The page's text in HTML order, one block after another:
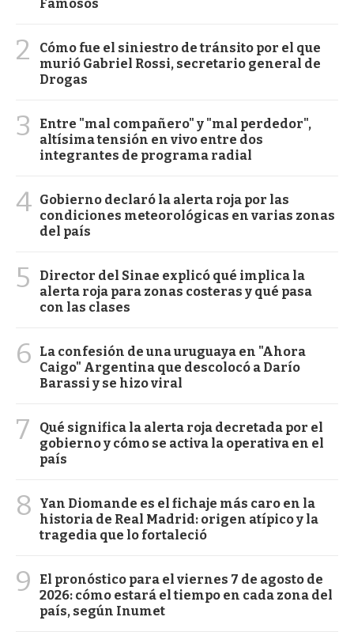
Famosos
2
Cómo fue el siniestro de tránsito por el que
murió Gabriel Rossi, secretario general de
Drogas
3
Entre "mal compañero" y "mal perdedor",
altísima tensión en vivo entre dos
integrantes de programa radial
4 Gobierno declaró la alerta roja por las
condiciones meteorológicas en varias zonas
del país
5
Director del Sinae explicó qué implica la
alerta roja para zonas costeras y qué pasa
con las clases
6
La confesión de una uruguaya en "Ahora
Caigo" Argentina que descolocó a Darío
Barassi y se hizo viral
7
Qué significa la alerta roja decretada por el
gobierno y cómo se activa la operativa en el
país
8
Yan Diomande es el fichaje más caro en la
historia de Real Madrid: origen atípico y la
tragedia que lo fortaleció
9
El pronóstico para el viernes 7 de agosto de
2026: cómo estará el tiempo en cada zona del
país, según Inumet